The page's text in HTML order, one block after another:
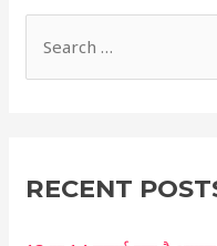
e
c
RECENT